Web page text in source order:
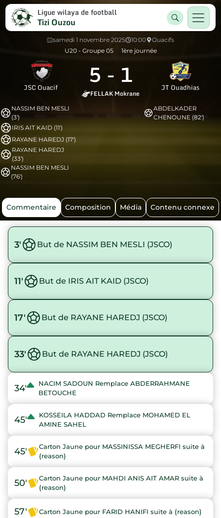
Ligue wilaya de football
Tizi Ouzou
samedi 1 novembre 2025 10:00
Ouacifs
U20 - Groupe 05
1ère journée
JSC Ouacif 5 - 1
FELLAK Mokrane
JT Ouadhias
NASSIM BEN MESLI
(3')
IRIS AIT KAID (11')
RAYANE HAREDJ (17')
RAYANE HAREDJ
(33')
NASSIM BEN MESLI
(76')
ABDELKADER
CHENOUNE (82')
Commentaire Composition Média Contenu connexe
3' But de NASSIM BEN MESLI (JSCO)
11' But de IRIS AIT KAID (JSCO)
17' But de RAYANE HAREDJ (JSCO)
33' But de RAYANE HAREDJ (JSCO)
34'
NACIM SADOUN Remplace ABDERRAHMANE
BETOUCHE
45'
KOSSEILA HADDAD Remplace MOHAMED EL
AMINE SAHEL
45'
Carton Jaune pour MASSINISSA MEGHERFI suite à
{reason}
50'
Carton Jaune pour MAHDI ANIS AIT AMAR suite à
{reason}
57' Carton Jaune pour FARID HANIFI suite à {reason}